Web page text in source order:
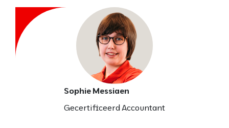
Sophie Messiaen
Gecertificeerd Accountant